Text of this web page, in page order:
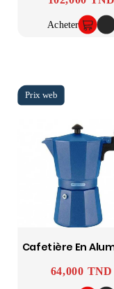
Acheter
Prix
64,000 TND